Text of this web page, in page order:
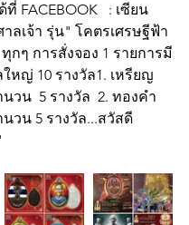
FACEBOOK   : เซียน
ลเจ้า รุ่น" โคตรเศรษฐีฟ้า
กๆ การสั่งจอง 1 รายการมี
หญ่ 10 รางวัล1. เหรียญ
วน  5 รางวัล  2. ทองคำ
วน 5 รางวัล...สวัสดี